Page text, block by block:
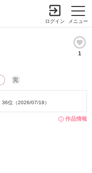
メニュー
ログイン
1
作品情報
36位（2026/07/18）
完